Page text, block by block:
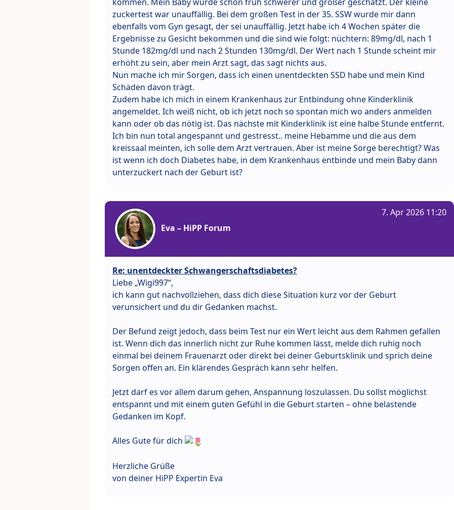
kommen. Mein Baby wurde schon früh schwerer und größer geschätzt. Der kleine
zuckertest war unauffällig. Bei dem großen Test in der 35. SSW wurde mir dann
ebenfalls vom Gyn gesagt, der sei unauffällig. Jetzt habe ich 4 Wochen später die
Ergebnisse zu Gesicht bekommen und die sind wie folgt: nüchtern: 89mg/dl, nach 1
Stunde 182mg/dl und nach 2 Stunden 130mg/dl. Der Wert nach 1 Stunde scheint mir
erhöht zu sein, aber mein Arzt sagt, das sagt nichts aus.
Nun mache ich mir Sorgen, dass ich einen unentdeckten SSD habe und mein Kind
Schäden davon trägt.
Zudem habe ich mich in einem Krankenhaus zur Entbindung ohne Kinderklinik
angemeldet. Ich weiß nicht, ob ich jetzt noch so spontan mich wo anders anmelden
kann oder ob das nötig ist. Das nächste mit Kinderklinik ist eine halbe Stunde entfernt.
Ich bin nun total angespannt und gestresst.. meine Hebamme und die aus dem
kreissaal meinten, ich solle dem Arzt vertrauen. Aber ist meine Sorge berechtigt? Was
ist wenn ich doch Diabetes habe, in dem Krankenhaus entbinde und mein Baby dann
unterzuckert nach der Geburt ist?
Eva – HiPP Forum
7. Apr 2026 11:20
Re: unentdeckter Schwangerschaftsdiabetes?
Liebe „Wigi997“,
ich kann gut nachvollziehen, dass dich diese Situation kurz vor der Geburt
verunsichert und du dir Gedanken machst.
Der Befund zeigt jedoch, dass beim Test nur ein Wert leicht aus dem Rahmen gefallen
ist. Wenn dich das innerlich nicht zur Ruhe kommen lässt, melde dich ruhig noch
einmal bei deinem Frauenarzt oder direkt bei deiner Geburtsklinik und sprich deine
Sorgen offen an. Ein klärendes Gespräch kann sehr helfen.
Jetzt darf es vor allem darum gehen, Anspannung loszulassen. Du sollst möglichst
entspannt und mit einem guten Gefühl in die Geburt starten – ohne belastende
Gedanken im Kopf.
Alles Gute für dich
Herzliche Grüße
von deiner HiPP Expertin Eva